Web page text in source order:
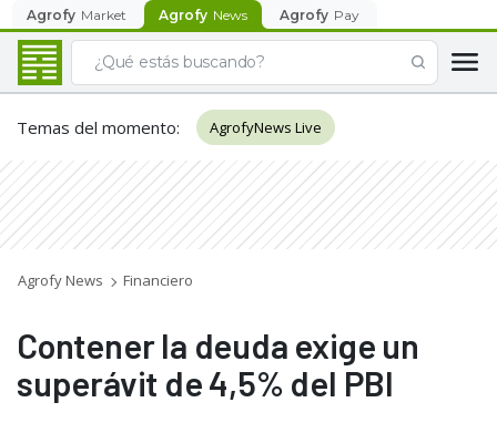
Agrofy Market Agrofy News Agrofy Pay
Temas del momento: AgrofyNews Live
Agrofy News Financiero
Contener la deuda exige un
superávit de 4,5% del PBI